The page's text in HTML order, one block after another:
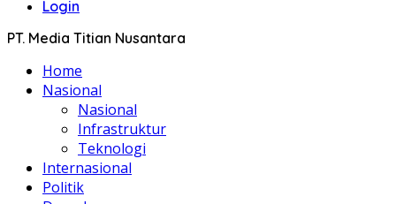
Login
PT. Media Titian Nusantara
Home
Nasional
Nasional
Infrastruktur
Teknologi
Internasional
Politik